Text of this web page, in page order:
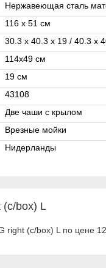
Нержавеющая сталь
116 x 51 см
30.3 x 40.3 x 19 / 40.3 x
114х49 см
19 см
43108
Две чаши с крылом
Врезные мойки
Нидерланды
(c/box) L
right (c/box) L по цене